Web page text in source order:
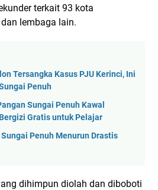
terkait 93 kota
lembaga lain.
Tersangka Kasus PJU Kerinci, Ini
Penuh
Sungai Penuh Kawal
Gratis untuk Pelajar
Sungai Penuh Menurun Drastis
dihimpun diolah dan diboboti